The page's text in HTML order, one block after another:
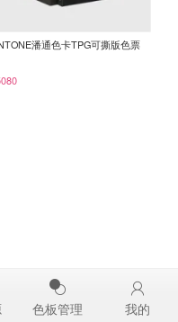
潘通色卡TPG可撕版色票
色板管理 我的